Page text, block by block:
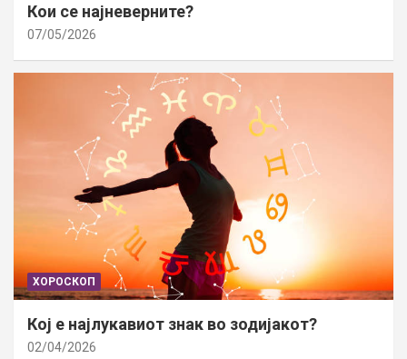
Кои се најневерните?
07/05/2026
ХОРОСКОП
Кој е најлукавиот знак во зодијакот?
02/04/2026